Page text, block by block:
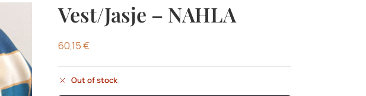
Vest/Jasje – NAHLA
60,15€
Out of stock